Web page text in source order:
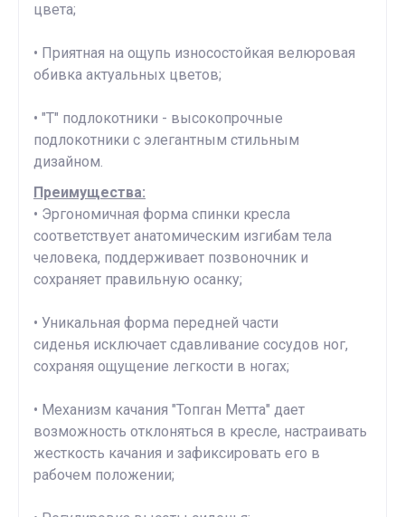
цвета;
• Приятная на ощупь износостойкая велюровая
обивка актуальных цветов;
• "Т" подлокотники - высокопрочные
подлокотники с элегантным стильным
дизайном.
Преимущества:
• Эргономичная форма спинки кресла
соответствует анатомическим изгибам тела
человека, поддерживает позвоночник и
сохраняет правильную осанку;
• Уникальная форма передней части
сиденья исключает сдавливание сосудов ног,
сохраняя ощущение легкости в ногах;
• Механизм качания "Топган Метта" дает
возможность отклоняться в кресле, настраивать
жесткость качания и зафиксировать его в
рабочем положении;